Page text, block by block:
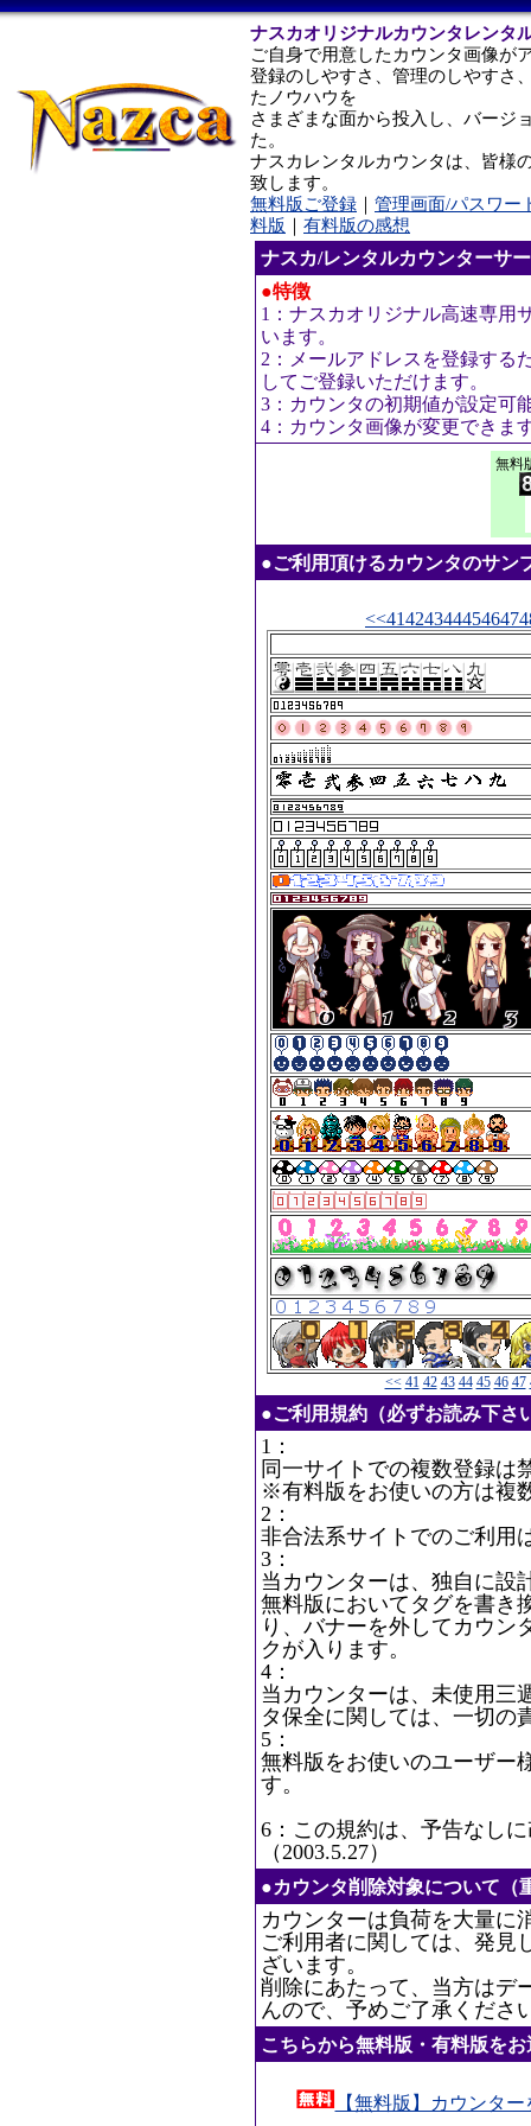
ナスカオリジナルカウンタレンタ
ご自身で用意したカウンタ画像が
登録のしやすさ、管理のしやすさ
たノウハウを
さまざまな面から投入し、バージ
た。
ナスカレンタルカウンタは、皆様
致します。
無料版ご登録 ｜ 管理画面/パスワー
料版 ｜ 有料版の感想
ナスカ/レンタルカウンターサ
●特徴
1：ナスカオリジナル高速専用
います。
2：メールアドレスを登録する
してご登録いただけます。
3：カウンタの初期値が設定可
4：カウンタ画像が変更できま
無料
●ご利用頂けるカウンタのサン
<<41424344454647
<< 41 42 43 44 45 46 47
●ご利用規約（必ずお読み下さ
1：
同一サイトでの複数登録は
※有料版をお使いの方は複
2：
非合法系サイトでのご利用
3：
当カウンターは、独自に設
無料版においてタグを書き
り、バナーを外してカウン
クが入ります。
4：
当カウンターは、未使用三
タ保全に関しては、一切の
5：
無料版をお使いのユーザー
す。
6：この規約は、予告なし
（2003.5.27）
●カウンタ削除対象について（
カウンターは負荷を大量に
ご利用者に関しては、発見
ざいます。
削除にあたって、当方はデ
んので、予めご了承くださ
こちらから無料版・有料版を
【無料版】カウンタ